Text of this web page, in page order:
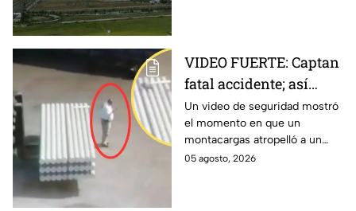
VIDEO FUERTE: Captan
fatal accidente; así
montacargas atropelló
a trabajador distraído
en su celular
Un video de seguridad mostró
el momento en que un
montacargas atropelló a un
trabajador dentro de una planta
05 agosto, 2026